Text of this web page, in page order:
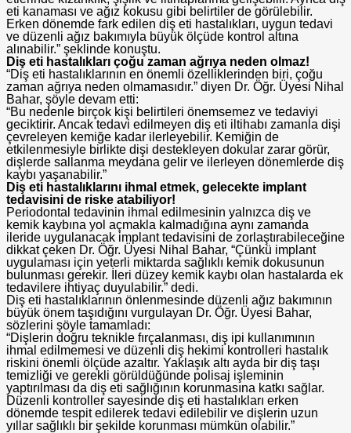
eti kanaması ve ağız kokusu gibi belirtiler de görülebilir.
Erken dönemde fark edilen diş eti hastalıkları, uygun tedavi
ve düzenli ağız bakımıyla büyük ölçüde kontrol altına
alınabilir.” şeklinde konuştu.
Diş eti hastalıkları çoğu zaman ağrıya neden olmaz!
“Diş eti hastalıklarının en önemli özelliklerinden biri, çoğu
zaman ağrıya neden olmamasıdır.” diyen Dr. Öğr. Üyesi Nihal
Bahar, şöyle devam etti:
“Bu nedenle birçok kişi belirtileri önemsemez ve tedaviyi
geciktirir. Ancak tedavi edilmeyen diş eti iltihabı zamanla dişi
çevreleyen kemiğe kadar ilerleyebilir. Kemiğin de
etkilenmesiyle birlikte dişi destekleyen dokular zarar görür,
dişlerde sallanma meydana gelir ve ilerleyen dönemlerde diş
kaybı yaşanabilir.”
Diş eti hastalıklarını ihmal etmek, gelecekte implant
tedavisini de riske atabiliyor!
Periodontal tedavinin ihmal edilmesinin yalnızca diş ve
kemik kaybına yol açmakla kalmadığına aynı zamanda
ileride uygulanacak implant tedavisini de zorlaştırabileceğine
dikkat çeken Dr. Öğr. Üyesi Nihal Bahar, “Çünkü implant
uygulaması için yeterli miktarda sağlıklı kemik dokusunun
bulunması gerekir. İleri düzey kemik kaybı olan hastalarda ek
tedavilere ihtiyaç duyulabilir.” dedi.
Diş eti hastalıklarının önlenmesinde düzenli ağız bakımının
büyük önem taşıdığını vurgulayan Dr. Öğr. Üyesi Bahar,
sözlerini şöyle tamamladı:
“Dişlerin doğru teknikle fırçalanması, diş ipi kullanımının
ihmal edilmemesi ve düzenli diş hekimi kontrolleri hastalık
riskini önemli ölçüde azaltır. Yaklaşık altı ayda bir diş taşı
temizliği ve gerekli görüldüğünde polisaj işleminin
yaptırılması da diş eti sağlığının korunmasına katkı sağlar.
Düzenli kontroller sayesinde diş eti hastalıkları erken
dönemde tespit edilerek tedavi edilebilir ve dişlerin uzun
yıllar sağlıklı bir şekilde korunması mümkün olabilir.”